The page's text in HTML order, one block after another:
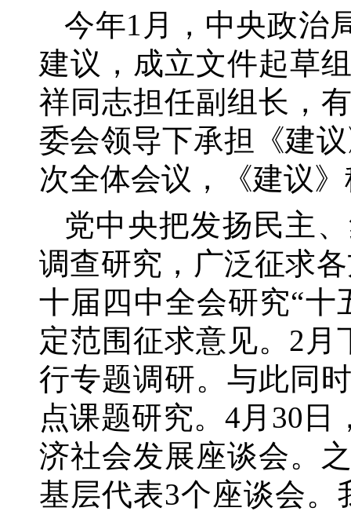
今年1月，中央政治
建议，成立文件起草
祥同志担任副组长，
委会领导下承担《建
次全体会议，《建议
党中央把发扬民主
调查研究，广泛征求
十届四中全会研究“十
定范围征求意见。2
行专题调研。与此同
点课题研究。4月30日
济社会发展座谈会。
基层代表3个座谈会。